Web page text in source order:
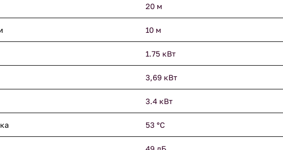
20 м
10 м
1.75 кВт
3,69 кВт
3.4 кВт
53 °С